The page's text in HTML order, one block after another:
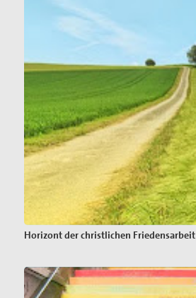
Horizont der christlichen Friedensarbeit